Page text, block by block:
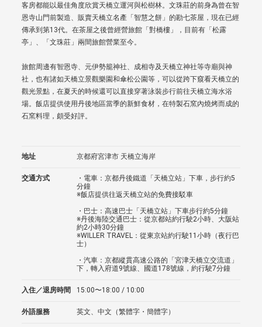
客房都能以最佳角度欣賞天橋立運河與松樹林。文珠莊的前身為曾在智
恩寺山門前製造、販賣天橋立名產「智慧之餅」的勘七茶屋，現在已經
傳承到第13代。在茶屋之後曾經營旅館「對橋樓」，目前有「松露
亭」、「文珠莊」兩間旅館營業至今。
旅館周邊有智恩寺、元伊勢籠神社、成相寺及天橋立神社等寺廟與神
社，也有諸如天橋立景觀樂園和傘松公園等，可以從跨下窺看天橋立的
觀光景點，在夏天的時候還可以直接穿著泳裝步行前往天橋立海水浴
場。飯店提供使用丹後地區當季的新鮮食材，在特製石窯內燒烤而成的
石窯料理，頗受好評。
地址 京都府宮津市 天橋立海岸
交通方式
・電車：京都丹後鐵道「天橋立站」下車，步行約5
分鐘
※飯店提供往返天橋立站的免費接駁車
・巴士：高速巴士「天橋立站」下車步行約5分鐘
※丹後海陸交通巴士：從京都站約行駛2小時、大阪站
約2小時30分鐘
※WILLER TRAVEL：從東京站約行駛11小時（夜行巴
士）
・汽車：京都縱貫高速公路的「宮津天橋立交流道」
下，轉入府道9號線、國道178號線，約行駛7分鐘
入住／退房時間 15:00〜18:00 / 10:00
外語服務 英文、中文（繁體字・簡體字）